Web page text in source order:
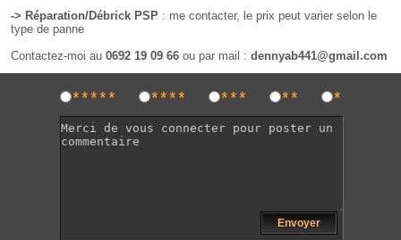
-> Réparation/Débrick PSP : me contacter, le prix peut varier selon le
type de panne
Contactez-moi au 0692 19 09 66 ou par mail : dennyab441@gmail.com
***** **** *** ** *
Envoyer